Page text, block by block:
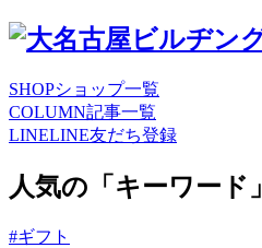
SHOPショップ一覧
COLUMN記事一覧
LINELINE友だち登録
人気の「キーワード」
#ギフト